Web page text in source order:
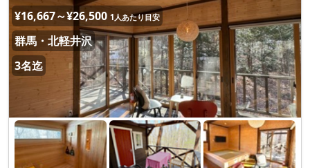
¥16,667～¥26,500 1人あたり目安
群馬・北軽井沢
3名迄